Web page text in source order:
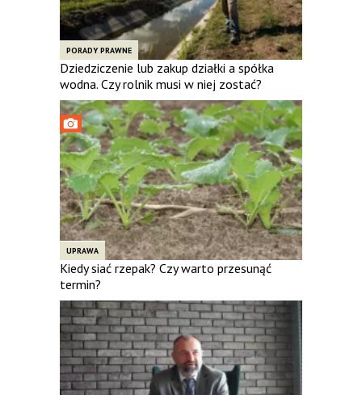
PORADY PRAWNE
Dziedziczenie lub zakup działki a spółka
wodna. Czy rolnik musi w niej zostać?
UPRAWA
Kiedy siać rzepak? Czy warto przesunąć
termin?